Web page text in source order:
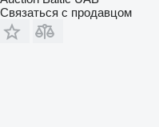
Связаться с продавцом